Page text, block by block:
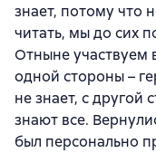
знает, потому что
читать, мы до сих
Отныне участвуем
одной стороны –
не знает, с другой
знают все.
был персонально